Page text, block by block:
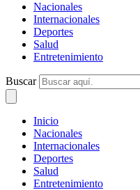
Nacionales
Internacionales
Deportes
Salud
Entretenimiento
Buscar
Inicio
Nacionales
Internacionales
Deportes
Salud
Entretenimiento